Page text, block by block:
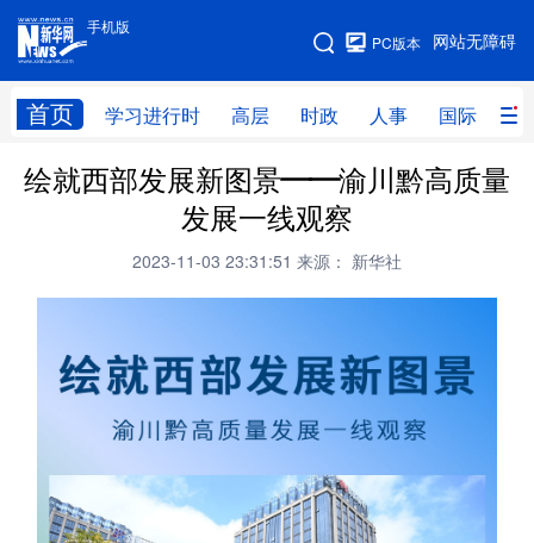
手机版
网站无障碍
PC版本
首页 学习进行时 高层 时政 人事 国际 财
手机版
网站地图
学习进行时 高层 时政 人事
财经 网评
文化 书画 健康 军事
视频 图片
法律 中央文件 金融 汽车
食品 人居 信息化 数字经济
绘就西部发展新图景——渝川黔高质量
发展一线观察
2023-11-03 23:31:51 来源： 新华社